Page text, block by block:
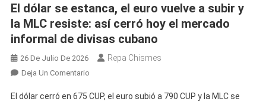
Récord
El dólar se estanca, el euro vuelve a subir y
la MLC resiste: así cerró hoy el mercado
informal de divisas cubano
26 De Julio De 2026 Repa Chismes
Deja Un ComentarioEn
Dólar
El dólar cerró en 675 CUP, el euro subió a 790 CUP y la MLC se